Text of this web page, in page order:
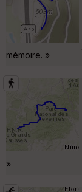
mémoire. »
»